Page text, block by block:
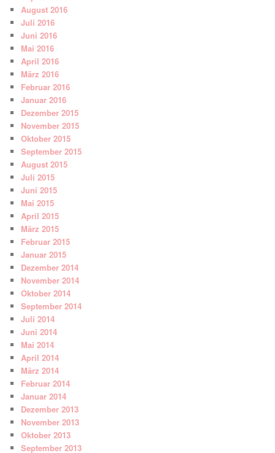
August 2016
Juli 2016
Juni 2016
Mai 2016
April 2016
März 2016
Februar 2016
Januar 2016
Dezember 2015
November 2015
Oktober 2015
September 2015
August 2015
Juli 2015
Juni 2015
Mai 2015
April 2015
März 2015
Februar 2015
Januar 2015
Dezember 2014
November 2014
Oktober 2014
September 2014
Juli 2014
Juni 2014
Mai 2014
April 2014
März 2014
Februar 2014
Januar 2014
Dezember 2013
November 2013
Oktober 2013
September 2013